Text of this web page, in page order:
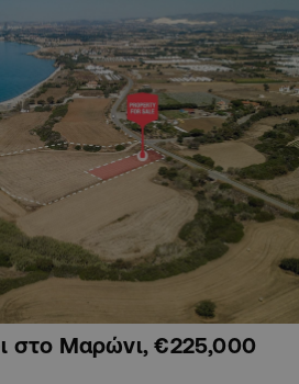
στο Μαρώνι, €225,000